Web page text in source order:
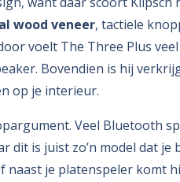
wood veneer, tactiele
voelt The Three Plus
Bovendien is hij
op je interieur.
Veel Bluetooth
dit is juist zo’n model dat je
naast je platenspeler komt